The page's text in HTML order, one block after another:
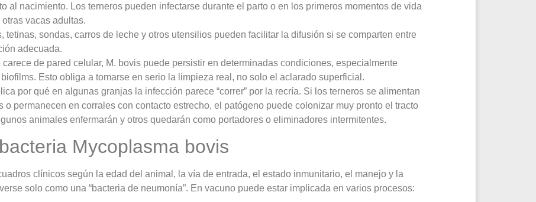
al nacimiento. Los terneros pueden infectarse durante el parto o en los primeros momentos de vida
vacas adultas.
tetinas, sondas, carros de leche y otros utensilios pueden facilitar la difusión si se comparten entre
adecuada.
de pared celular, M. bovis puede persistir en determinadas condiciones, especialmente
Esto obliga a tomarse en serio la limpieza real, no solo el aclarado superficial.
por qué en algunas granjas la infección parece “correr” por la recría. Si los terneros se alimentan
o permanecen en corrales con contacto estrecho, el patógeno puede colonizar muy pronto el tracto
animales enfermarán y otros quedarán como portadores o eliminadores intermitentes.
Mycoplasma bovis
clínicos según la edad del animal, la vía de entrada, el estado inmunitario, el manejo y la
solo como una “bacteria de neumonía”. En vacuno puede estar implicada en varios procesos: